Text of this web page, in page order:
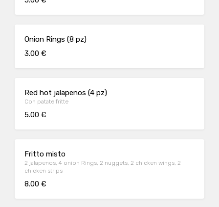
Onion Rings (8 pz)
3.00 €
Red hot jalapenos (4 pz)
Con patate fritte
5.00 €
Fritto misto
2 jalapenos, 4 onion Rings, 2 nuggets, 2 chicken wings, 2
chicken strips
8.00 €